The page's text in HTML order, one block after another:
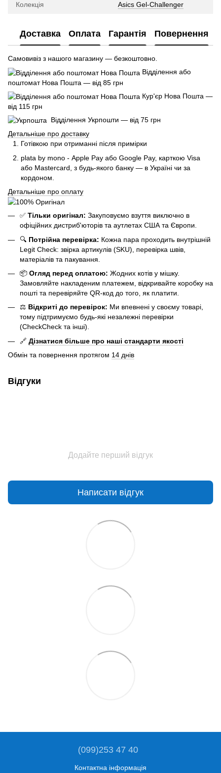
Колекція Asics Gel-Challenger
Доставка Оплата Гарантія Повернення
Самовивіз з нашого магазину — безкоштовно.
Відділення або
поштомат Нова Пошта — від 85 грн
Кур'єр Нова Пошта —
від 115 грн
Відділення Укрпошти — від 75 грн
Детальніше про доставку
Готівкою при отриманні після примірки
plata by mono - Apple Pay або Google Pay, карткою Visa
або Mastercard, з будь-якого банку — в Україні чи за
кордоном.
Детальніше про оплату
✅ Тільки оригінал: Закуповуємо взуття виключно в
офіційних дистриб'юторів та аутлетах США та Європи.
🔍 Потрійна перевірка: Кожна пара проходить внутрішній
Legit Check: звірка артикулів (SKU), перевірка швів,
матеріалів та пакування.
📦 Огляд перед оплатою: Жодних котів у мішку.
Замовляйте накладеним платежем, відкривайте коробку на
пошті та перевіряйте QR-код до того, як платити.
⚖️ Відкриті до перевірок: Ми впевнені у своєму товарі,
тому підтримуємо будь-які незалежні перевірки
(CheckCheck та інші).
🔗 Дізнатися більше про наші стандарти якості
Обмін та повернення протягом 14 днів
Відгуки
Додайте перший відгук
Написати відгук
(099)253 47 40
Контактна інформація